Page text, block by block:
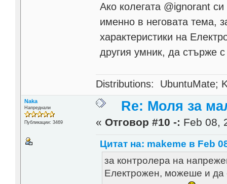
Ако колегата @ignorant
именно в неговата тема,
характеристики на
другия умник, да стърже
Distributions: UbuntuMate;
Naka
Напреднали
Публикации: 3469
Re: Моля за
« Отговор #10 -: Feb 08,
Цитат на: makeme в Feb
за контролера на
Електрожен, можеше и да